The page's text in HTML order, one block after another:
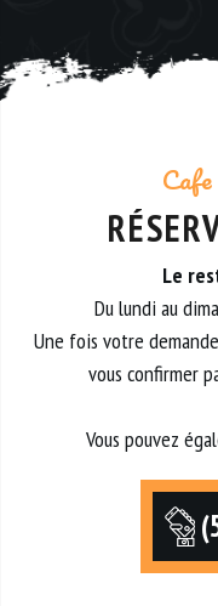
Le
Du lundi au
Une fois votre
vous confirmer
Vous pouvez